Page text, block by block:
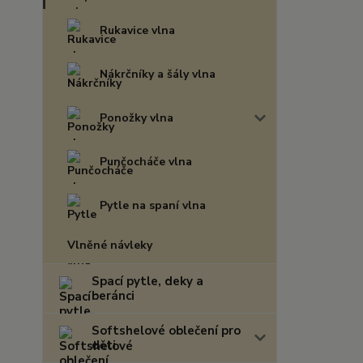
Rukavice vlna
Nákrčníky a šály vlna
Ponožky vlna
Punčocháče vlna
Pytle na spaní vlna
Vlněné návleky
Spací pytle, deky a
beránci
Softshelové oblečení pro
děti